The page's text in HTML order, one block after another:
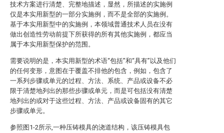
技术方案进行清楚、完整地描述，显然，所描述的实施例
仅是本实用新型的一部分实施例，而不是全部的实施例。
基于本实用新型中的实施例，本领域普通技术人员在没有
做出创造性劳动前提下所获得的所有其他实施例，都应当
属于本实用新型保护的范围。
需要说明的是，本实用新型的术语“包括”和“具有”以及他们
的任何变形，意图在于覆盖不排他的包含，例如，包含了
一系列步骤或单元的过程、方法、系统、产品或设备不必
限于清楚地列出的那些步骤或单元，而是可包括没有清楚
地列出的或对于这些过程、方法、产品或设备固有的其它
步骤或单元。
参照图1-2所示,一种压铸模具的浇道结构，该压铸模具包